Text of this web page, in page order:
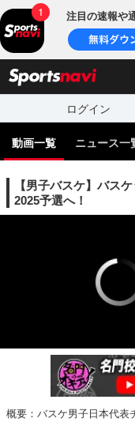
注目の速報や
ログイン
動画一覧 ニュース一
【男子バスケ】バス
2025予選へ！
概要：バスケ男子日本代表